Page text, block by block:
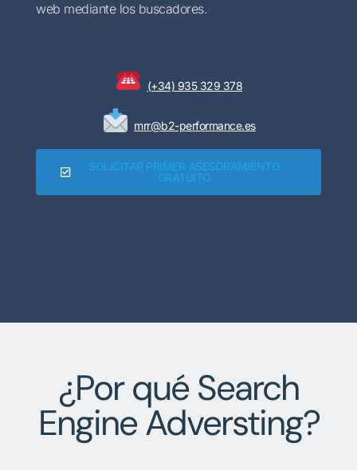
web mediante los buscadores.
(+34) 935 329 378
mrr@b2-performance.es
SOLICITAR PRIMER ASESORAMIENTO
GRATUITO
¿Por qué Search
Engine Adversting?